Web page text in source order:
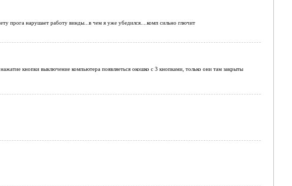
прога нарушает работу винды...в чем я уже убедился....комп сильно глючит
кнопки выключение компьютера появляеться окошко с 3 кнопками, только они там закрыты